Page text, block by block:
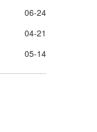
06-24
04-21
05-14